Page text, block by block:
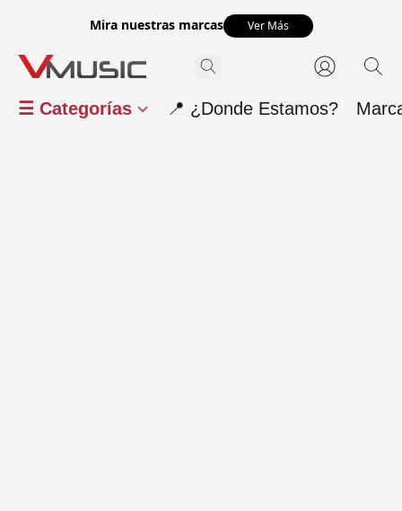
Mira nuestras marcas Ver Más
☰ Categorías 📍 ¿Donde Estamos?